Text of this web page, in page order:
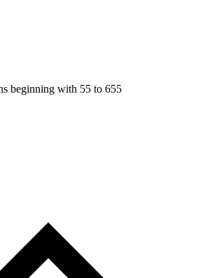
beginning with 55 to 655